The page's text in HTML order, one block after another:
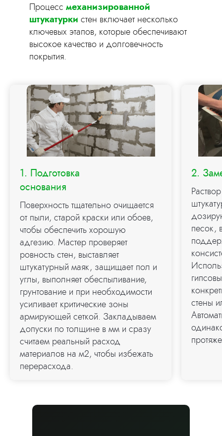
Процесс механизированной
штукатурки стен включает несколько
ключевых этапов, которые обеспечивают
высокое качество и долговечность
покрытия.
1. Подготовка
основания
Поверхность тщательно очищается
от пыли, старой краски или обоев,
чтобы обеспечить хорошую
адгезию. Мастер проверяет
ровность стен, выставляет
штукатурный маяк, защищает пол и
углы, выполняет обеспыливание,
грунтование и при необходимости
усиливает критические зоны
армирующей сеткой. Закладываем
допуски по толщине в мм и сразу
считаем реальный расход
материалов на м2, чтобы избежать
перерасхода.
2.
песок,
стены